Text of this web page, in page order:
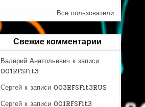
Все пользователи
Свежие комментарии
Валерий Анатольевич к записи
001RFSFit3
Сергей к записи 003RFSFit3RUS
Сергей к записи 001RFSFit3